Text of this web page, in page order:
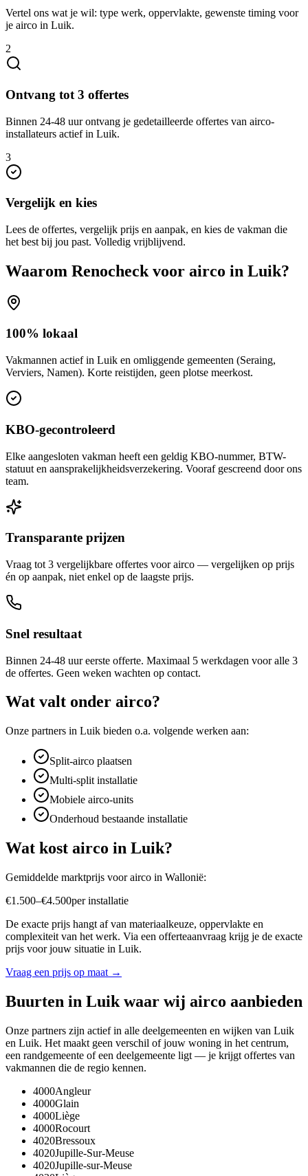
Vertel ons wat je wil: type werk, oppervlakte, gewenste timing voor
je airco in Luik.
2
Ontvang tot 3 offertes
Binnen 24-48 uur ontvang je gedetailleerde offertes van airco-
installateurs actief in Luik.
3
Vergelijk en kies
Lees de offertes, vergelijk prijs en aanpak, en kies de vakman die
het best bij jou past. Volledig vrijblijvend.
Waarom Renocheck voor airco in Luik?
100% lokaal
Vakmannen actief in Luik en omliggende gemeenten (Seraing,
Verviers, Namen). Korte reistijden, geen plotse meerkost.
KBO-gecontroleerd
Elke aangesloten vakman heeft een geldig KBO-nummer, BTW-
statuut en aansprakelijkheidsverzekering. Vooraf gescreend door ons
team.
Transparante prijzen
Vraag tot 3 vergelijkbare offertes voor airco — vergelijken op prijs
én op aanpak, niet enkel op de laagste prijs.
Snel resultaat
Binnen 24-48 uur eerste offerte. Maximaal 5 werkdagen voor alle 3
de offertes. Geen weken wachten op contact.
Wat valt onder airco?
Onze partners in Luik bieden o.a. volgende werken aan:
Split-airco plaatsen
Multi-split installatie
Mobiele airco-units
Onderhoud bestaande installatie
Wat kost airco in Luik?
Gemiddelde marktprijs voorairco in Wallonië:
€1.500–€4.500perinstallatie
De exacte prijs hangt af van materiaalkeuze, oppervlakte en
complexiteit van het werk. Via een offerteaanvraag krijg je de exacte
prijs voor jouw situatie in Luik.
Vraag een prijs op maat →
Buurten in Luik waar wij airco aanbieden
Onze partners zijn actief in alle deelgemeenten en wijken van Luik
en Luik. Het maakt geen verschil of jouw woning in het centrum,
een randgemeente of een deelgemeente ligt — je krijgt offertes van
vakmannen die de regio kennen.
4000Angleur
4000Glain
4000Liège
4000Rocourt
4020Bressoux
4020Jupille-Sur-Meuse
4020Jupille-sur-Meuse